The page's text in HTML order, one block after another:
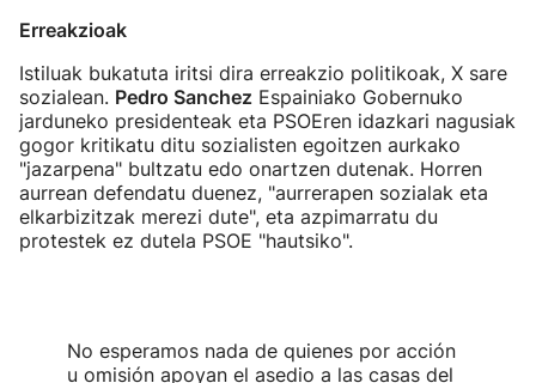
Erreakzioak
Istiluak bukatuta iritsi dira erreakzio politikoak, X sare
sozialean. Pedro Sanchez Espainiako Gobernuko
jarduneko presidenteak eta PSOEren idazkari nagusiak
gogor kritikatu ditu sozialisten egoitzen aurkako
"jazarpena" bultzatu edo onartzen dutenak. Horren
aurrean defendatu duenez, "aurrerapen sozialak eta
elkarbizitzak merezi dute", eta azpimarratu du
protestek ez dutela PSOE "hautsiko".
No esperamos nada de quienes por acción
u omisión apoyan el asedio a las casas del